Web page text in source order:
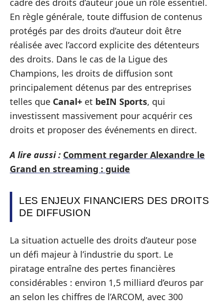
En règle générale, toute diffusion de contenus
protégés par des droits d’auteur doit être
réalisée avec l’accord explicite des détenteurs
des droits. Dans le cas de la Ligue des
Champions, les droits de diffusion sont
principalement détenus par des entreprises
telles que Canal+ et beIN Sports, qui
investissent massivement pour acquérir ces
droits et proposer des événements en direct.
A lire aussi : Comment regarder Alexandre le
Grand en streaming : guide
LES ENJEUX FINANCIERS DES DROITS
DE DIFFUSION
La situation actuelle des droits d’auteur pose
un défi majeur à l’industrie du sport. Le
piratage entraîne des pertes financières
considérables : environ 1,5 milliard d’euros par
an selon les chiffres de l’ARCOM, avec 300